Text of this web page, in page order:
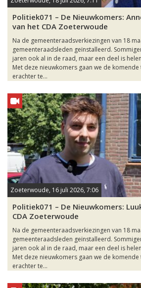
Politiek071 – De Nieuwkomers:
van het CDA Zoeterwoude
Na de gemeenteraadsverkiezingen van 18
gemeenteraadsleden geïnstalleerd.
jaren ook al in de raad, maar een deel is
Met deze nieuwkomers gaan we de
erachter te...
Zoeterwoude, 16 juli 2026, 7:06
Politiek071 – De Nieuwkomers:
CDA Zoeterwoude
Na de gemeenteraadsverkiezingen van 18
gemeenteraadsleden geïnstalleerd.
jaren ook al in de raad, maar een deel is
Met deze nieuwkomers gaan we de
erachter te...